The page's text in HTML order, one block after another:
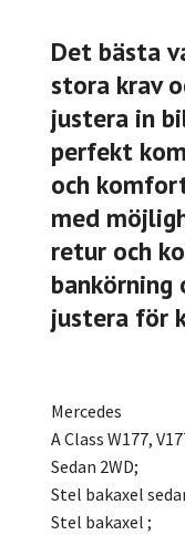
Det bästa
stora krav
justera in
perfekt
och
med
retur och
bankörning
justera för
Mercedes
A Class W177,
Sedan 2WD;
Stel bakaxel
Stel bakaxel ;